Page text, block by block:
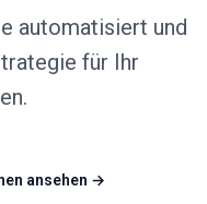
automatisiert und
für Ihr
ansehen →